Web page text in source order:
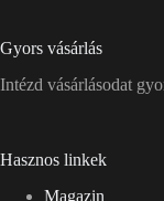
Gyors vásárlás
Intézd vásárlásodat
Hasznos linkek
Magazin